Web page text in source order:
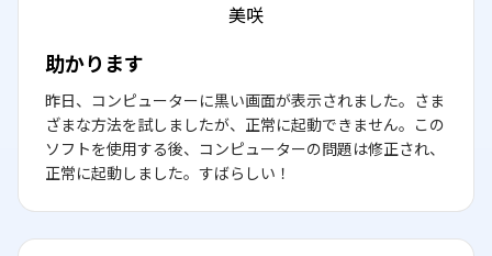
美咲
助かります
昨日、コンピューターに黒い画面が表示されました。さま
ざまな方法を試しましたが、正常に起動できません。この
ソフトを使用する後、コンピューターの問題は修正され、
正常に起動しました。すばらしい！